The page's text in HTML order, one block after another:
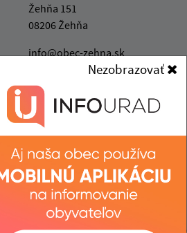
Nezobrazovať
Žehňa 151
08206 Žehňa
info@obec-zehna.sk
+421 517 798 328
IČO: 00328057